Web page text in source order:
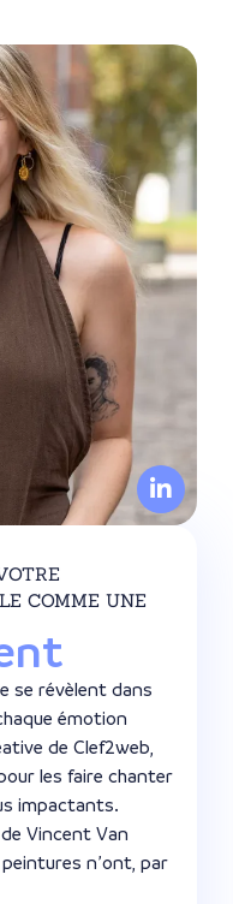
COMME UNE
se révèlent dans
émotion
de Clef2web,
les faire chanter
impactants.
Vincent Van
n’ont, par